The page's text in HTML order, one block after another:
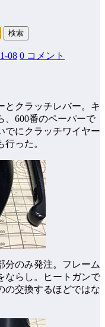
08 0 コメント
とクラッチレバー。キ
、600番のペーパーで
でにクラッチワイヤー
った。
分のみ発注。フレーム
ならし。ヒートガンで
の交換するほどではな